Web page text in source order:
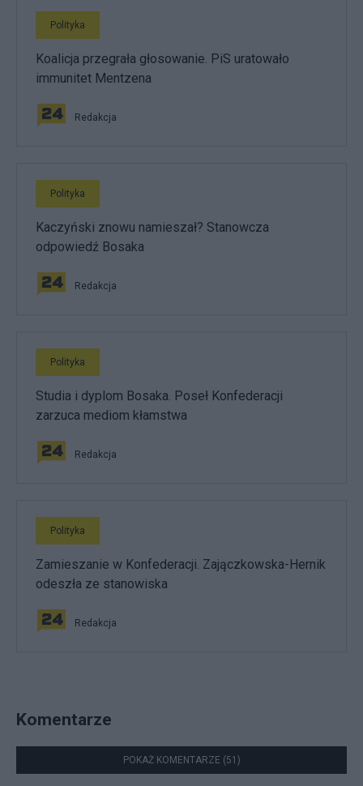
Polityka
Koalicja przegrała głosowanie. PiS uratowało
immunitet Mentzena
Redakcja
Polityka
Kaczyński znowu namieszał? Stanowcza
odpowiedź Bosaka
Redakcja
Polityka
Studia i dyplom Bosaka. Poseł Konfederacji
zarzuca mediom kłamstwa
Redakcja
Polityka
Zamieszanie w Konfederacji. Zajączkowska-Hernik
odeszła ze stanowiska
Redakcja
Komentarze
POKAŻ KOMENTARZE (51)